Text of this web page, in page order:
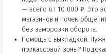
— всего от 10 000 ₽. Это
магазинов и точек
без заморозки оборота.
Помощь с выкладкой.
прикассовой зоны?